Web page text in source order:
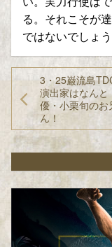
る。それこそが
ではないでしょう
3・25巌流島
演出家はなんと
優・小栗旬のお
ん！